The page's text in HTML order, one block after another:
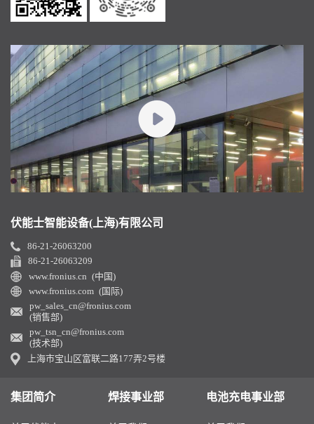
伏能士智能设备(上海)有限公司
86-21-26063200
86-21-26063209
www.fronius.cn (中国)
www.fronius.com (国际)
pw_sales_cn@fronius.com
(销售部)
pw_tsn_cn@fronius.com
(技术部)
上海市宝山区富联二路177弄2号楼
集团简介 焊接事业部 电池充电事业部